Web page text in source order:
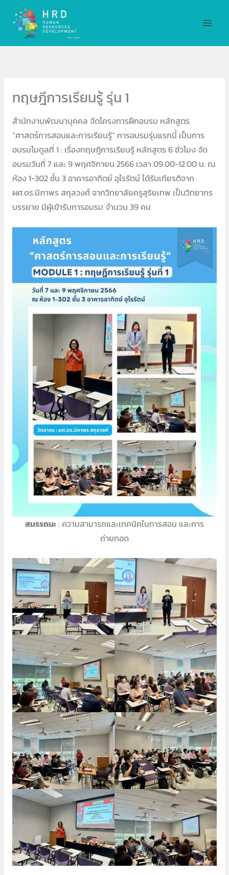
content
ทฤษฎีการเรียนรู้ รุ่น 1
สำนักงานพัฒนาบุคคล จัดโครงการฝึกอบรม หลักสูตร
“ศาสตร์การสอนและการเรียนรู้” การอบรมรุ่นแรกนี้ เป็นการ
อบรมโมดูลที่ 1 : เรื่องทฤษฎีการเรียนรู้ หลักสูตร 6 ชั่วโมง จัด
อบรมวันที่ 7 และ 9 พฤศจิกายน 2566 เวลา 09.00-12.00 น. ณ
ห้อง 1-302 ชั้น 3 อาคารอาทิตย์ อุไรรัตน์ ได้รับเกียรติจาก
ผศ.ดร.นิภาพร สกุลวงศ์ จากวิทยาลัยครูสุริยเทพ เป็นวิทยากร
บรรยาย มีผู้เข้ารับการอบรม จำนวน 39 คน
สมรรถนะ: ความสามารถและเทคนิคในการสอน และการ
ถ่ายทอด